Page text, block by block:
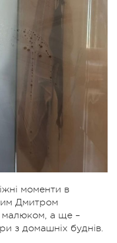
моменти в
Дмитром
малюком, а ще –
з домашніх буднів.